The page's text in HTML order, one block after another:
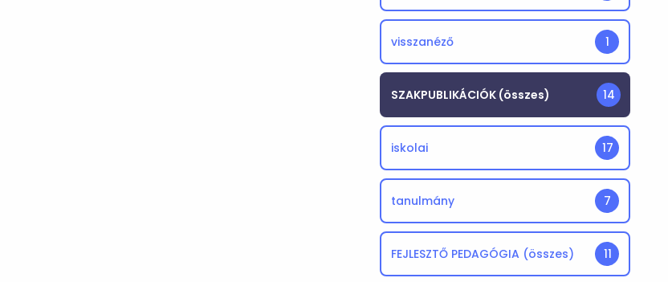
visszanéző 1
SZAKPUBLIKÁCIÓK (összes) 14
iskolai 17
tanulmány 7
FEJLESZTŐ PEDAGÓGIA (összes) 11